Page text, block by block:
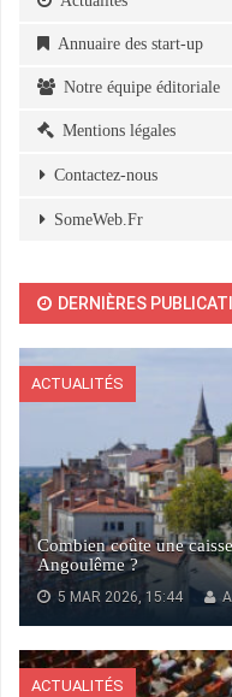
Annuaire des start-up
Notre équipe éditoriale
Mentions légales
Contactez-nous
SomeWeb.Fr
DERNIÈRES
ACTUALITÉS
Combien coûte une
Angoulême ?
5 MAR 2026, 15:44
ACTUALITÉS